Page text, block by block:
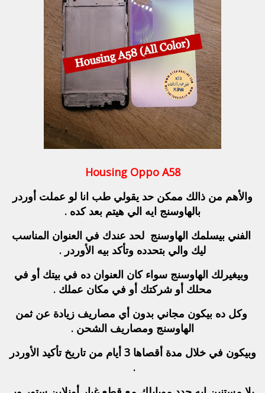
Housing Oppo A58
والأهم من ذالك ممكن حد يقولي طب انا لو عملت أوردر
بالهاوسنج ايه الي هيتم بعد كده .
الفنيبيسلمك الهاوسنج لحد عندك في العنوان المناسب
ليك والي بتحدده وتأكد بيه الأوردر .
وبيغيرلك الهاوسنج سواء كان العنوان ده في بيتك أو في
محلك أو شركتك أو في مكان عملك .
وكل ده بيكون مجاني بدون أي مصاريف زيادة عن ثمن
الهاوسنج ومصاريف الشحن .
وبيكون في خلال مدة أقصاها 3 أيام من تاريخ تأكيد الأوردر
.